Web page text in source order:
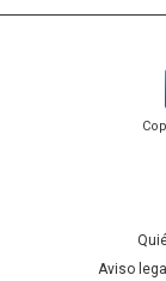
Aviso legal